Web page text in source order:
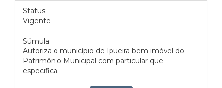
Status:
Vigente
Súmula:
Autoriza o município de Ipueira bem imóvel do
Patrimônio Municipal com particular que
especifica.